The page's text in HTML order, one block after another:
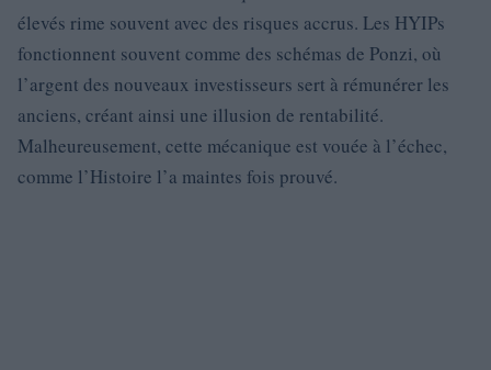
élevés rime souvent avec des risques accrus. Les HYIPs
fonctionnent souvent comme des schémas de Ponzi, où
l’argent des nouveaux investisseurs sert à rémunérer les
anciens, créant ainsi une illusion de rentabilité.
Malheureusement, cette mécanique est vouée à l’échec,
comme l’Histoire l’a maintes fois prouvé.